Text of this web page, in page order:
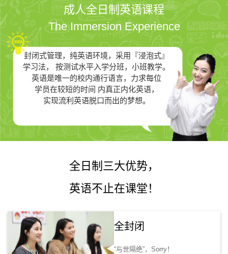
成人全日制英语课程
The Immersion Experience
封闭式管理，纯英语环境，采用『浸泡式』
学习法，
按测试水平入学分班，小班教学。
英语是唯一的校内通行语言，力求每位
学员在较短的时间 内真正内化英语，
实现流利英语脱口而出的梦想。
全日制三大优势，
英语不止在课堂！
全封闭
“与世隔绝”，Sorry！